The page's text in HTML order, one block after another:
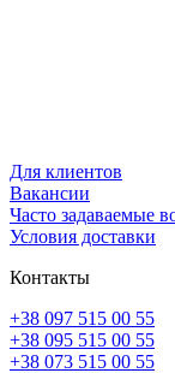
Для клиентов
Вакансии
Часто задаваемые
Условия доставки
Контакты
+38 097 515 00 55
+38 095 515 00 55
+38 073 515 00 55